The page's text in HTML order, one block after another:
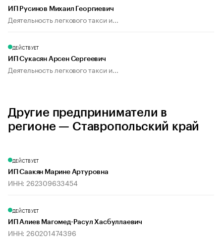
ИП Русинов Михаил Георгиевич
Деятельность легкового такси и...
ДЕЙСТВУЕТ
ИП Сукасян Арсен Сергеевич
Деятельность легкового такси и...
Другие предприниматели в
регионе — Ставропольский край
ДЕЙСТВУЕТ
ИП Саакян Марине Артуровна
ИНН: 262309633454
ДЕЙСТВУЕТ
ИП Алиев Магомед-Расул Хасбуллаевич
ИНН: 260201474396